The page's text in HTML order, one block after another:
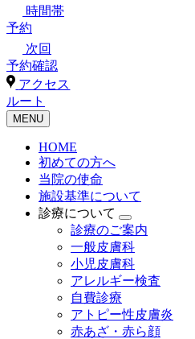
時間帯
予約
次回
予約確認
アクセス
ルート
MENU
HOME
初めての方へ
当院の使命
施設基準について
診療について
診療のご案内
一般皮膚科
小児皮膚科
アレルギー検査
自費診療
アトピー性皮膚炎
赤あざ・赤ら顔